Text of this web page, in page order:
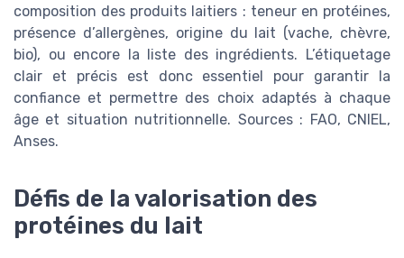
composition des produits laitiers : teneur en protéines,
présence d’allergènes, origine du lait (vache, chèvre,
bio), ou encore la liste des ingrédients. L’étiquetage
clair et précis est donc essentiel pour garantir la
confiance et permettre des choix adaptés à chaque
âge et situation nutritionnelle. Sources : FAO, CNIEL,
Anses.
Défis de la valorisation des
protéines du lait